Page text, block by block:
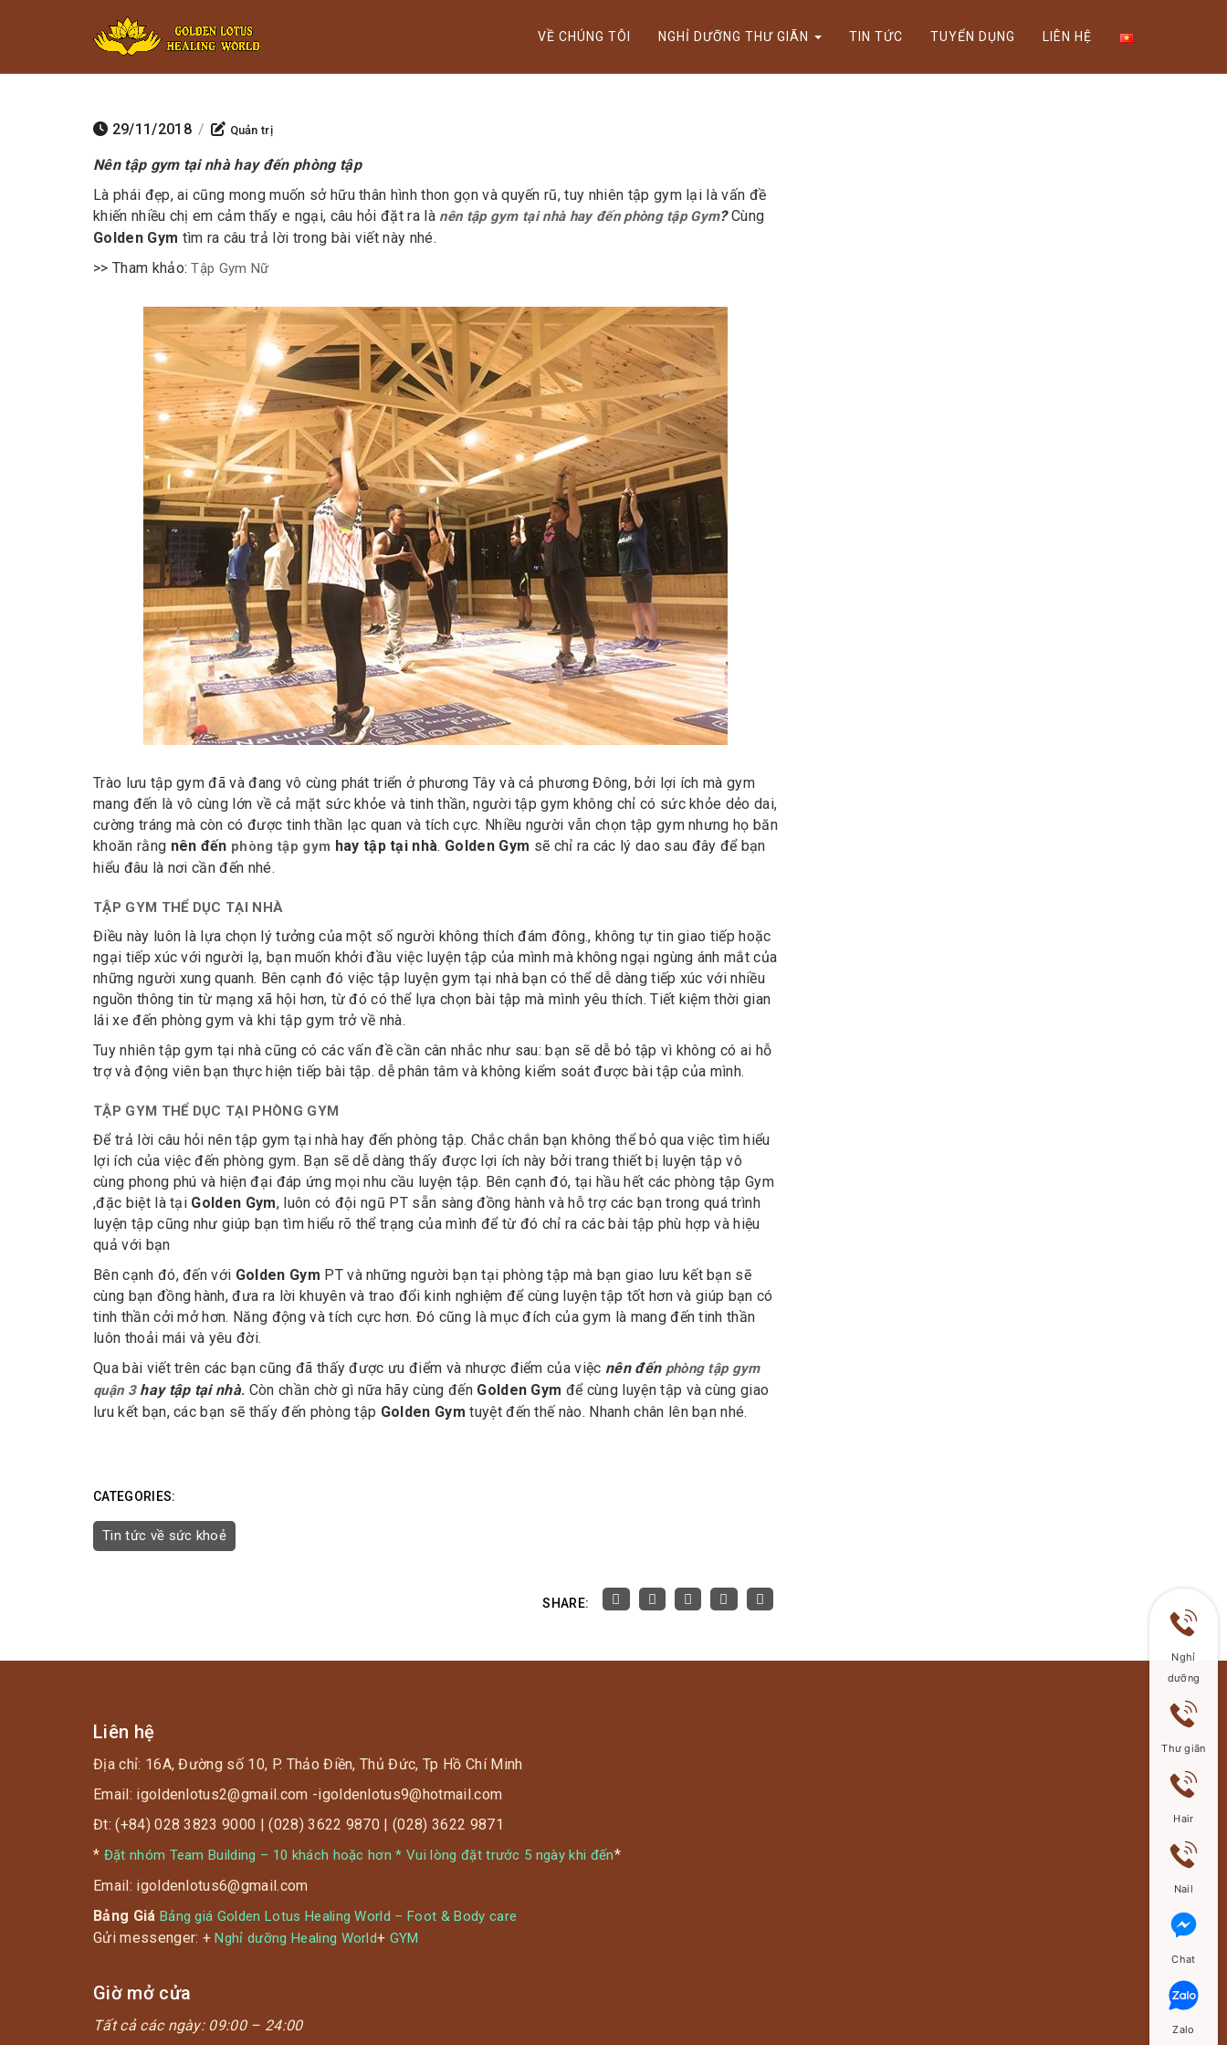
VỀ CHÚNG TÔI NGHỈ DƯỠNG THƯ GIÃN TIN TỨC TUYỂN DỤNG LIÊN HỆ
29/11/2018 / Quản trị
Nên tập gym tại nhà hay đến phòng tập
Là phái đẹp, ai cũng mong muốn sở hữu thân hình thon gọn và quyến rũ, tuy nhiên tập gym lại là vấn đề
khiến nhiều chị em cảm thấy e ngại, câu hỏi đặt ra là nên tập gym tại nhà hay đến phòng tập Gym?Cùng
Golden Gym tìm ra câu trả lời trong bài viết này nhé.
>> Tham khảo:Tập Gym Nữ
Trào lưu tập gym đã và đang vô cùng phát triển ở phương Tây và cả phương Đông, bởi lợi ích mà gym
mang đến là vô cùng lớn về cả mặt sức khỏe và tinh thần, người tập gym không chỉ có sức khỏe dẻo dai,
cường tráng mà còn có được tinh thần lạc quan và tích cực. Nhiều người vẫn chọn tập gym nhưng họ băn
khoăn rằng nên đến phòng tập gym hay tập tại nhà. Golden Gym sẽ chỉ ra các lý dao sau đây để bạn
hiểu đâu là nơi cần đến nhé.
TẬP GYM THỂ DỤC TẠI NHÀ
Điều này luôn là lựa chọn lý tưởng của một số người không thích đám đông., không tự tin giao tiếp hoặc
ngại tiếp xúc với người lạ, bạn muốn khởi đầu việc luyện tập của mình mà không ngại ngùng ánh mắt của
những người xung quanh. Bên cạnh đó việc tập luyện gym tại nhà bạn có thể dễ dàng tiếp xúc với nhiều
nguồn thông tin từ mạng xã hội hơn, từ đó có thể lựa chọn bài tập mà mình yêu thích. Tiết kiệm thời gian
lái xe đến phòng gym và khi tập gym trở về nhà.
Tuy nhiên tập gym tại nhà cũng có các vấn đề cần cân nhắc như sau: bạn sẽ dễ bỏ tập vì không có ai hỗ
trợ và động viên bạn thực hiện tiếp bài tập. dễ phân tâm và không kiểm soát được bài tập của mình.
TẬP GYM THỂ DỤC TẠI PHÒNG GYM
Để trả lời câu hỏi nên tập gym tại nhà hay đến phòng tập. Chắc chắn bạn không thể bỏ qua việc tìm hiểu
lợi ích của việc đến phòng gym. Bạn sẽ dễ dàng thấy được lợi ích này bởi trang thiết bị luyện tập vô
cùng phong phú và hiện đại đáp ứng mọi nhu cầu luyện tập. Bên cạnh đó, tại hầu hết các phòng tập Gym
,đặc biệt là tại Golden Gym, luôn có đội ngũ PT sẵn sàng đồng hành và hỗ trợ các bạn trong quá trình
luyện tập cũng như giúp bạn tìm hiểu rõ thể trạng của mình để từ đó chỉ ra các bài tập phù hợp và hiệu
quả với bạn
Bên cạnh đó, đến với Golden Gym PT và những người bạn tại phòng tập mà bạn giao lưu kết bạn sẽ
cùng bạn đồng hành, đưa ra lời khuyên và trao đổi kinh nghiệm để cùng luyện tập tốt hơn và giúp bạn có
tinh thần cởi mở hơn. Năng động và tích cực hơn. Đó cũng là mục đích của gym là mang đến tinh thần
luôn thoải mái và yêu đời.
Qua bài viết trên các bạn cũng đã thấy được ưu điểm và nhược điểm của việc nên đến phòng tập gym
quận 3hay tập tại nhà. Còn chần chờ gì nữa hãy cùng đến Golden Gym để cùng luyện tập và cùng giao
lưu kết bạn, các bạn sẽ thấy đến phòng tập Golden Gym tuyệt đến thế nào. Nhanh chân lên bạn nhé.
CATEGORIES:
Tin tức về sức khoẻ
SHARE:
Liên hệ
Địa chỉ: 16A, Đường số 10, P. Thảo Điền, Thủ Đức, Tp Hồ Chí Minh
Email: igoldenlotus2@gmail.com -igoldenlotus9@hotmail.com
Đt: (+84) 028 3823 9000 | (028) 3622 9870 | (028) 3622 9871
* Đặt nhóm Team Building – 10 khách hoặc hơn * Vui lòng đặt trước 5 ngày khi đến*
Email: igoldenlotus6@gmail.com
Bảng Giá Bảng giá Golden Lotus Healing World – Foot & Body care
Gửi messenger: +Nghỉ dưỡng Healing World+ GYM
Giờ mở cửa
Tất cả các ngày: 09:00 – 24:00
Nghỉ
dưỡng
Thư giãn
Hair
Nail
Chat
Zalo
Minigame Tiktok cùng Golden Lotus nhận thưởng đến 9tr đồng. Xem thể lệ!